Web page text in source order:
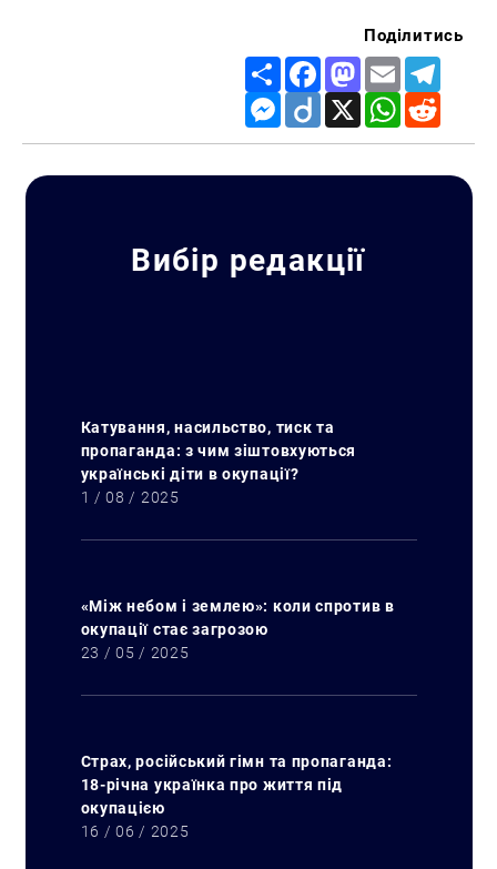
Поділитись
Share FacebookMastodon
Email
Messenger
Diigo X WhatsApp
Вибір редакції
Катування, насильство, тиск та
пропаганда: з чим зіштовхуються
українські діти в окупації?
1 / 08 / 2025
«Між небом і землею»: коли спротив в
окупації стає загрозою
23 / 05 / 2025
Страх, російський гімн та пропаганда:
18-річна українка про життя під
окупацією
16 / 06 / 2025